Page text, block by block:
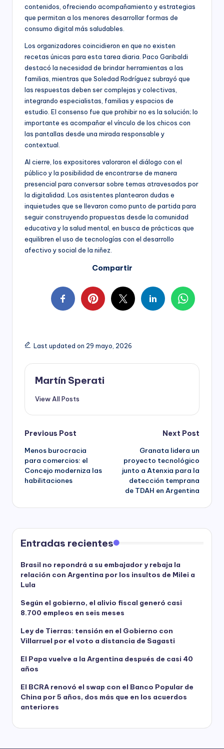
contenidos, ofreciendo acompañamiento y estrategias
que permitan a los menores desarrollar formas de
consumo digital más saludables.
Los organizadores coincidieron en que no existen
recetas únicas para esta tarea diaria. Paco Garibaldi
destacó la necesidad de brindar herramientas a las
familias, mientras que Soledad Rodríguez subrayó que
las respuestas deben ser complejas y colectivas,
integrando especialistas, familias y espacios de
estudio. El consenso fue que prohibir no es la solución; lo
importante es acompañar el vínculo de los chicos con
las pantallas desde una mirada responsable y
contextual.
Al cierre, los expositores valoraron el diálogo con el
público y la posibilidad de encontrarse de manera
presencial para conversar sobre temas atravesados por
la digitalidad. Los asistentes plantearon dudas e
inquietudes que se llevaron como punto de partida para
seguir construyendo propuestas desde la comunidad
educativa y la salud mental, en busca de prácticas que
equilibren el uso de tecnologías con el desarrollo
afectivo y social de la niñez.
Compartir
Last updated on 29 mayo, 2026
Martín Sperati
View All Posts
Post
navigation
Previous Post
Menos burocracia
para comercios: el
Concejo moderniza las
habilitaciones
Next Post
Granata lidera un
proyecto tecnológico
junto a Atenxia para la
detección temprana
de TDAH en Argentina
Entradas recientes
Brasil no repondrá a su embajador y rebaja la
relación con Argentina por los insultos de Milei a
Lula
Según el gobierno, el alivio fiscal generó casi
8.700 empleos en seis meses
Ley de Tierras: tensión en el Gobierno con
Villarruel por el voto a distancia de Sagasti
El Papa vuelve a la Argentina después de casi 40
años
El BCRA renovó el swap con el Banco Popular de
China por 5 años, dos más que en los acuerdos
anteriores